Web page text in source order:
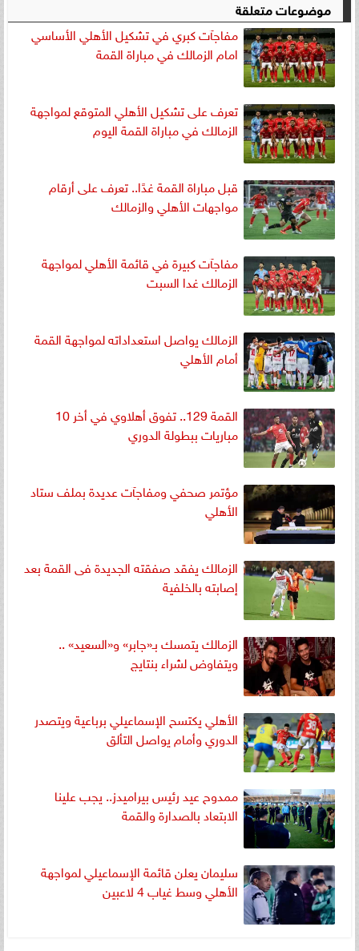
موضوعات متعلقة
مفاجآت كبري في تشكيل الأهلي الأساسي
امام الزمالك في مباراة القمة
تعرف على تشكيل الأهلي المتوقع لمواجهة
الزمالك في مباراة القمة اليوم
قبل مباراة القمة غدًا.. تعرف على أرقام
مواجهات الأهلي والزمالك
مفاجآت كبيرة في قائمة الأهلي لمواجهة
الزمالك غدا السبت
الزمالك يواصل استعداداته لمواجهة القمة
أمام الأهلي
القمة 129.. تفوق أهلاوي في أخر 10
مباريات ببطولة الدوري
مؤتمر صحفي ومفاجآت عديدة بملف ستاد
الأهلي
الزمالك يفقد صفقته الجديدة فى القمة بعد
إصابته بالخلفية
الزمالك يتمسك بـ«جابر» و«السعيد» ..
ويتفاوض لشراء بنتايج
الأهلي يكتسح الإسماعيلي برباعية ويتصدر
الدوري وأمام يواصل التألق
ممدوح عيد رئيس بيراميدز.. يجب علينا
الابتعاد بالصدارة والقمة
سليمان يعلن قائمة الإسماعيلي لمواجهة
الأهلي وسط غياب 4 لاعبين